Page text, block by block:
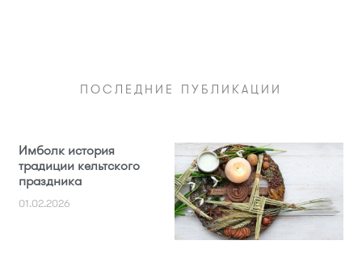
ПОСЛЕДНИЕ ПУБЛИКАЦИИ
Имболк история
традиции кельтского
праздника
01.02.2026